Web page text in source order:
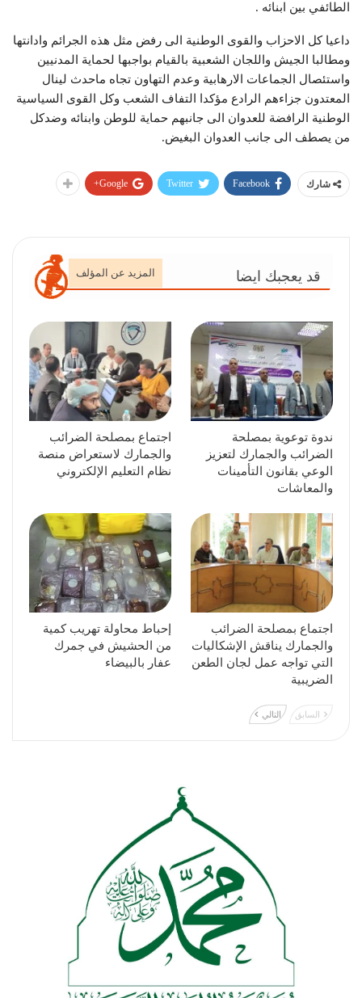
الطائفي بين ابنائه .
داعيا كل الاحزاب والقوى الوطنية الى رفض مثل هذه الجرائم وادانتها
ومطالبا الجيش واللجان الشعبية بالقيام بواجبها لحماية المدنيين
واستئصال الجماعات الارهابية وعدم التهاون تجاه ماحدث لينال
المعتدون جزاءهم الرادع مؤكدا التفاف الشعب وكل القوى السياسية
الوطنية الرافضة للعدوان الى جانبهم حماية للوطن وابنائه وضدكل
من يصطف الى جانب العدوان البغيض.
شارك Facebook
Twitter
Google+
قد يعجبك ايضا المزيد عن المؤلف
ندوة توعوية بمصلحة
الضرائب والجمارك لتعزيز
الوعي بقانون التأمينات
والمعاشات
اجتماع بمصلحة الضرائب
والجمارك لاستعراض منصة
نظام التعليم الإلكتروني
اجتماع بمصلحة الضرائب
والجمارك يناقش الإشكاليات
التي تواجه عمل لجان الطعن
الضريبية
إحباط محاولة تهريب كمية
من الحشيش في جمرك
عفار بالبيضاء
السابق التالي